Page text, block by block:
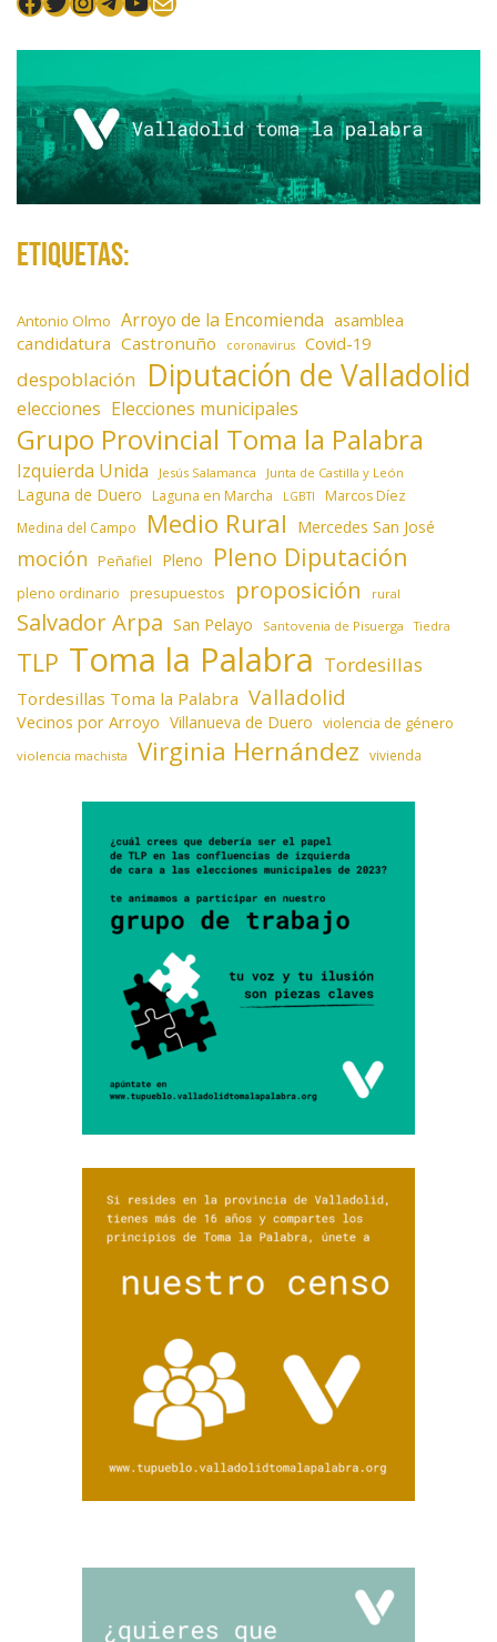
Etiquetas:
Antonio Olmo Arroyo de la Encomienda asamblea
candidatura Castronuño coronavirus Covid-19
despoblación Diputación de Valladolid
elecciones Elecciones municipales
Grupo Provincial Toma la Palabra
Izquierda Unida Jesús Salamanca Junta de Castilla y León
Laguna de Duero Laguna en Marcha LGBTI Marcos Díez
Medina del Campo Medio Rural Mercedes San José
moción Peñafiel Pleno Pleno Diputación
pleno ordinario presupuestos proposición rural
Salvador Arpa San Pelayo Santovenia de Pisuerga Tiedra
TLP Toma la Palabra Tordesillas
Tordesillas Toma la Palabra Valladolid
Vecinos por Arroyo Villanueva de Duero violencia de género
violencia machista Virginia Hernández vivienda